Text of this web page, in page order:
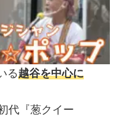
る越谷を中心に
代『葱クイー